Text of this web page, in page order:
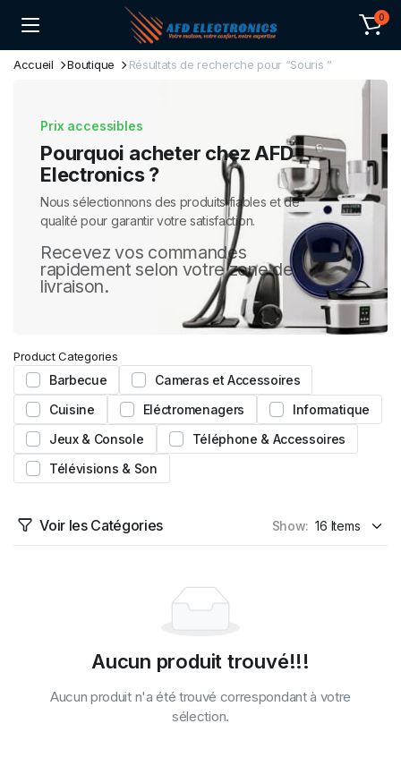
0
Accueil Boutique Résultats de recherche pour “Souris ”
Prix accessibles
Pourquoi acheter chez AFD
Electronics ?
Nous sélectionnons des produits fiables et de
qualité pour garantir votre satisfaction.
Recevez vos commandes
rapidement selon votre zone de
livraison.
Product Categories
Barbecue
Cameras et Accessoires
Cuisine
Eléctromenagers
Informatique
Jeux & Console
Téléphone & Accessoires
Télévisions & Son
Voir les Catégories Show:
Aucun produit trouvé!!!
Aucun produit n'a été trouvé correspondant à votre
sélection.